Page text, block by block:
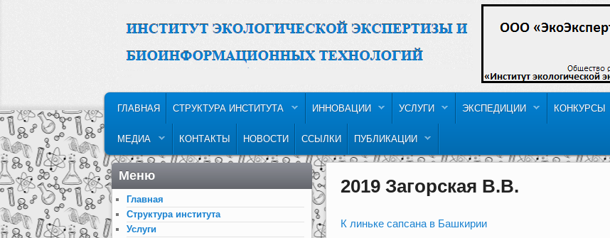
SKIP TO PRIMARY CONTENT
SKIP TO SECONDARY CONTENT
ГЛАВНАЯ СТРУКТУРА ИНСТИТУТА ИННОВАЦИИ УСЛУГИ ЭКСПЕДИЦИИ КОНКУРСЫ
МЕДИА КОНТАКТЫ НОВОСТИ ССЫЛКИ ПУБЛИКАЦИИ
2019 Загорская В.В.
К линьке сапсана в Башкирии
Меню
Главная
Структура института
Услуги